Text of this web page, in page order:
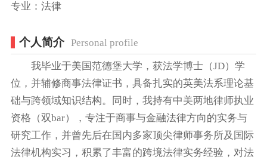
专业：法律
个人简介 Personal profile
我毕业于美国范德堡大学，获法学博士（JD）学
位，并辅修商事法律证书，具备扎实的英美法系理论基
础与跨领域知识结构。同时，我持有中美两地律师执业
资格（双bar），专注于商事与金融法律方向的实务与
研究工作，并曾先后在国内多家顶尖律师事务所及国际
法律机构实习，积累了丰富的跨境法律实务经验，对法